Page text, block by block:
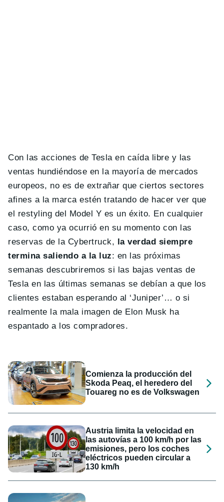
Con las acciones de Tesla en caída libre y las
ventas hundiéndose en la mayoría de mercados
europeos, no es de extrañar que ciertos sectores
afines a la marca estén tratando de hacer ver que
el restyling del Model Y es un éxito. En cualquier
caso, como ya ocurrió en su momento con las
reservas de la Cybertruck, la verdad siempre
termina saliendo a la luz: en las próximas
semanas descubriremos si las bajas ventas de
Tesla en las últimas semanas se debían a que los
clientes estaban esperando al ‘Juniper’… o si
realmente la mala imagen de Elon Musk ha
espantado a los compradores.
Comienza la producción del
Skoda Peaq, el heredero del
Touareg no es de Volkswagen
Austria limita la velocidad en
las autovías a 100 km/h por las
emisiones, pero los coches
eléctricos pueden circular a
130 km/h